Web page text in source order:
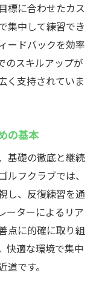
標に合わせたカス
集中して練習でき
ードバックを効率
のスキルアップが
く支持されていま
の基本
基礎の徹底と継続
フクラブでは、
し、反復練習を通
ーターによるリア
点に的確に取り組
快適な環境で集中
です。